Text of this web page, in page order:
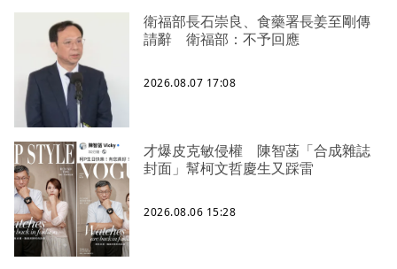
衛福部長石崇良、食藥署長姜至剛傳
請辭 衛福部：不予回應
2026.08.07 17:08
才爆皮克敏侵權 陳智菡「合成雜誌
封面」幫柯文哲慶生又踩雷
2026.08.06 15:28